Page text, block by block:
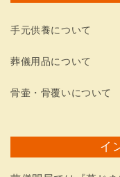
手元供養について
葬儀用品について
骨壷・骨覆いについて
イ